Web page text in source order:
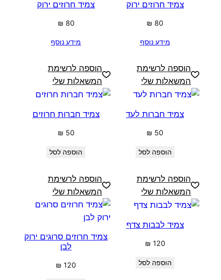
צמיד חרוזים ירוק
₪ 80
מידע נוסף
הוספה לרשימת
המשאלות שלי
צמיד חרוזים ירוק
₪ 80
מידע נוסף
הוספה לרשימת
המשאלות שלי
צמיד חברות לעד
₪ 50
הוספה לסל
הוספה לרשימת
המשאלות שלי
צמיד חברות חרוזים
₪ 50
הוספה לסל
הוספה לרשימת
המשאלות שלי
צמיד לבבות צדף
₪ 120
הוספה לסל
צמיד חרוזים סרוגים ירוק
לבן
₪ 120